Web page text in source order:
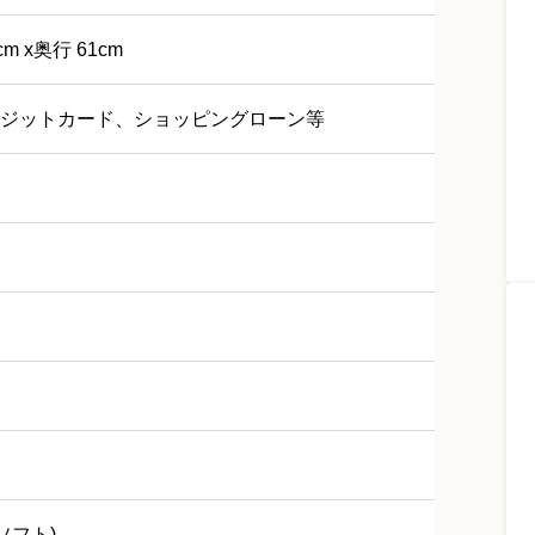
x奥行 61cm
ットカード、ショッピングローン等